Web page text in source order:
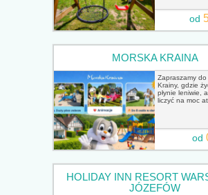
od
MORSKA KRAINA
Zapraszamy do
Krainy, gdzie
płynie leniwie,
liczyć na moc
od
HOLIDAY INN RESORT
JÓZEFÓW